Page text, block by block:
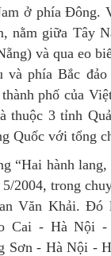
ở phía Đông.
nằm giữa Tây
và qua eo
và phía Bắc
phố của
thuộc 3 tỉnh
Quốc với tổng
“Hai hành
2004, trong
Văn Khải. Đó
Cai - Hà Nội -
Sơn - Hà Nội -